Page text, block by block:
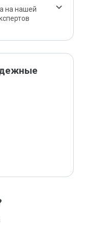
на нашей